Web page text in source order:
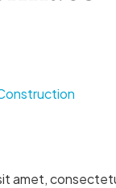
amet,